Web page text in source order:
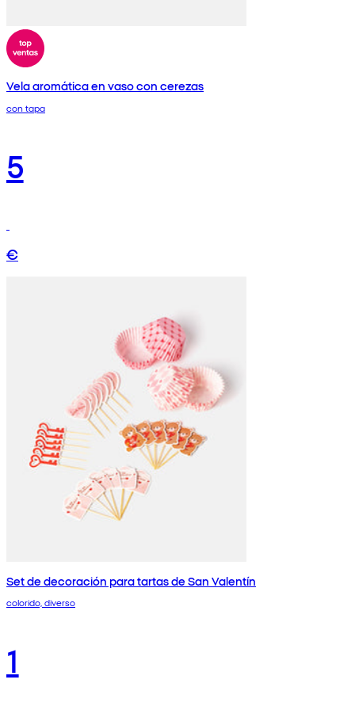
Vela aromática en vaso con cerezas
con tapa
5
€
Set de decoración para tartas de San Valentín
colorido, diverso
1